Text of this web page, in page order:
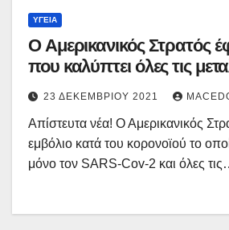
ΥΓΕΊΑ
Ο Αμερικανικός Στρατός
που καλύπτει όλες τις
23 ΔΕΚΕΜΒΡΊΟΥ 2021
Απίστευτα νέα! Ο Αμερικανικός
εμβόλιο κατά του κορονοϊού το
μόνο τον SARS-Cov-2 και όλες